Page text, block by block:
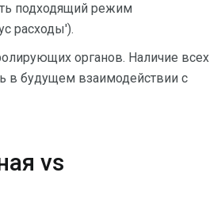
подходящий режим
расходы').
органов. Наличие всех
в будущем взаимодействии с
vs